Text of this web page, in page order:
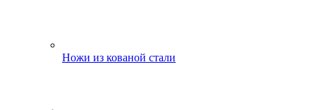
Ножи из кованой стали